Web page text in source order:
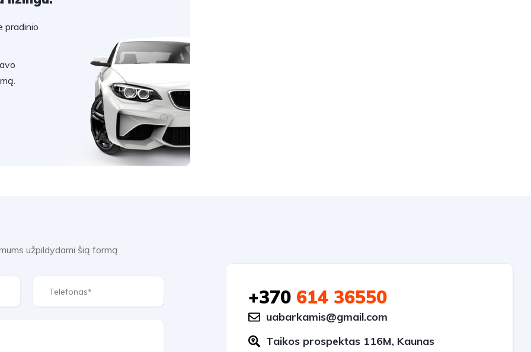
pradinio
užpildydami šią formą
+370614 36550
uabarkamis@gmail.com
Taikos prospektas 116M, Kaunas